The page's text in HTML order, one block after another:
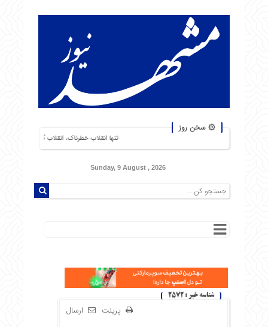
۞ سخن روز
تنها انقلاب خطرناک، انقلاب گرسنگان است. من از شورشهایی
Sunday, 9 August , 2026
شناسه خبر : 2572
ارسال پرینت